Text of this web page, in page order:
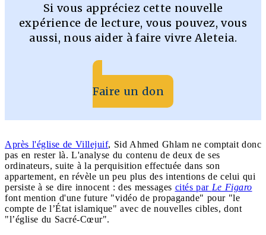
Si vous appréciez cette nouvelle
expérience de lecture, vous pouvez, vous
aussi, nous aider à faire vivre Aleteia.
Faire un don
Après l'église de Villejuif, Sid Ahmed Ghlam ne comptait donc
pas en rester là. L'analyse du contenu de deux de ses
ordinateurs, suite à la perquisition effectuée dans son
appartement, en révèle un peu plus des intentions de celui qui
persiste à se dire innocent : des messages cités par Le Figaro
font mention d'une future "vidéo de propagande" pour "le
compte de l’État islamique" avec de nouvelles cibles, dont
"l’église du Sacré-Cœur".